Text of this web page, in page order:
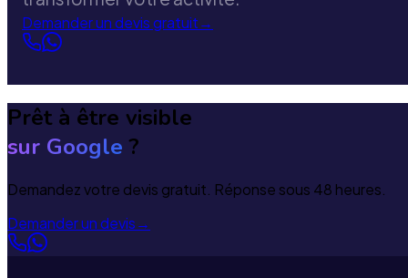
Demander un devis gratuit→
Prêt à être visible
sur Google ?
Demandez votre devis gratuit. Réponse sous 48 heures.
Demander un devis→